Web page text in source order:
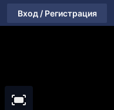
Вход / Регистрация